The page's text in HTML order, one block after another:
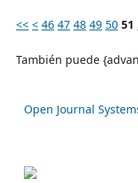
<< < 46 47 48 49 50 51
También puede
Open Journal